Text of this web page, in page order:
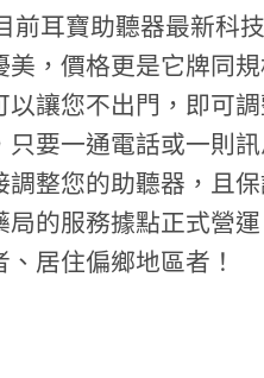
前耳寶助聽器最新科
美，價格更是它牌同
以讓您不出門，即可調
只要一通電話或一則
整您的助聽器，且
局的服務據點正式營
居住偏鄉地區者！